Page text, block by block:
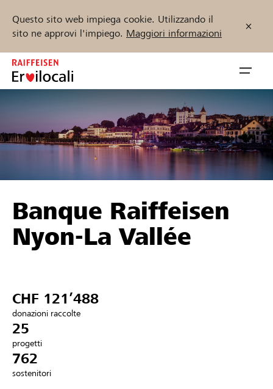
Questo sito web impiega cookie. Utilizzando il
sito ne approvi l'impiego. Maggiori informazioni
Zum
Inhalt
springen
öffnen
Sostenere
Aiuto & supporto
Collegarsi
Trova progetti e organizzazioni
Inizia ora
Banque Raiffeisen
Nyon-La Vallée
CHF 121’488
donazioni raccolte
25
progetti
762
sostenitori